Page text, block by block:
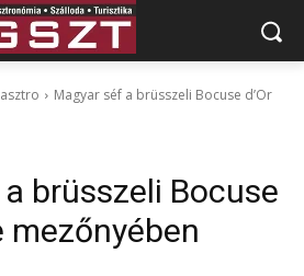
Magyar séf a brüsszeli Bocuse d’Or
brüsszeli Bocuse
mezőnyében